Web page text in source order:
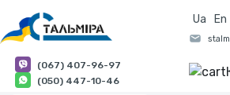
Ua En
(067) 407-96-97
(050) 447-10-46